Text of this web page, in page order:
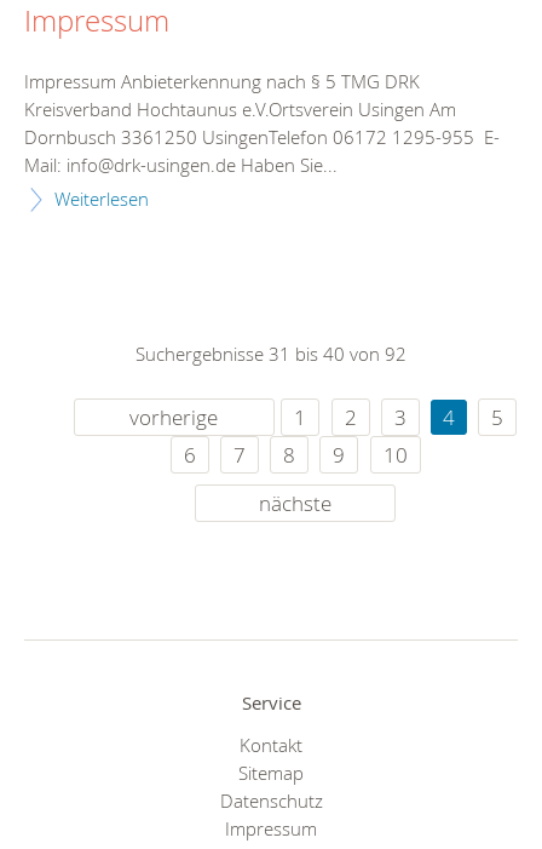
Impressum
Impressum Anbieterkennung nach § 5 TMG DRK
Kreisverband Hochtaunus e.V.Ortsverein Usingen Am
Dornbusch 3361250 UsingenTelefon 06172 1295-955 E-
Mail: info@drk-usingen.de Haben Sie...
Weiterlesen
Suchergebnisse 31 bis 40 von 92
vorherige 1 2 3 4
5
6
7 8 9
10
nächste
Service
Kontakt
Sitemap
Datenschutz
Impressum